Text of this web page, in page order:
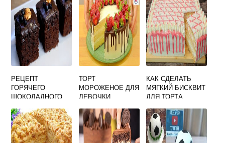
РЕЦЕПТ
ГОРЯЧЕГО
ШОКОЛАДНОГО
ТОРТ
МОРОЖЕНОЕ ДЛЯ
ДЕВОЧКИ
КАК СДЕЛАТЬ
МЯГКИЙ БИСКВИТ
ДЛЯ ТОРТА